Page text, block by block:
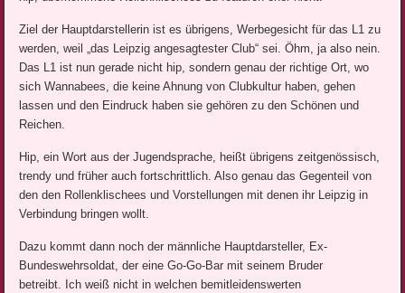
Ziel der Hauptdarstellerin ist es übrigens, Werbegesicht für das L1 zu
werden, weil „das Leipzig angesagtester Club“ sei. Öhm, ja also nein.
Das L1 ist nun gerade nicht hip, sondern genau der richtige Ort, wo
sich Wannabees, die keine Ahnung von Clubkultur haben, gehen
lassen und den Eindruck haben sie gehören zu den Schönen und
Reichen.
Hip, ein Wort aus der Jugendsprache, heißt übrigens zeitgenössisch,
trendy und früher auch fortschrittlich. Also genau das Gegenteil von
den den Rollenklischees und Vorstellungen mit denen ihr Leipzig in
Verbindung bringen wollt.
Dazu kommt dann noch der männliche Hauptdarsteller, Ex-
Bundeswehrsoldat, der eine Go-Go-Bar mit seinem Bruder
betreibt. Ich weiß nicht in welchen bemitleidenswerten